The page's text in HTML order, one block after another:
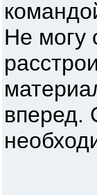
Не могу
вперед.